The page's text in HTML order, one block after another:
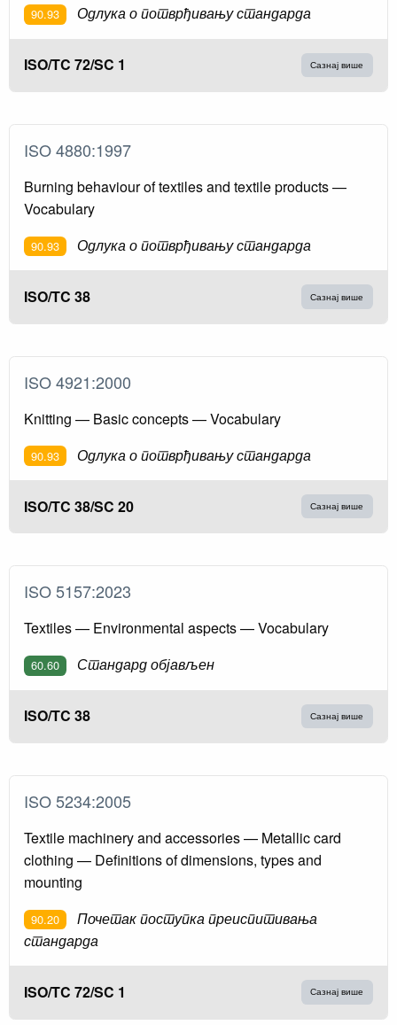
90.93 Одлука о потврђивању стандарда
ISO/TC 72/SC 1 Сазнај више
ISO 4880:1997
Burning behaviour of textiles and textile products —
Vocabulary
90.93 Одлука о потврђивању стандарда
ISO/TC 38 Сазнај више
ISO 4921:2000
Knitting — Basic concepts — Vocabulary
90.93 Одлука о потврђивању стандарда
ISO/TC 38/SC 20 Сазнај више
ISO 5157:2023
Textiles — Environmental aspects — Vocabulary
60.60 Стандард објављен
ISO/TC 38 Сазнај више
ISO 5234:2005
Textile machinery and accessories — Metallic card
clothing — Definitions of dimensions, types and
mounting
90.20
Почетак поступка преиспитивања
стандарда
ISO/TC 72/SC 1 Сазнај више